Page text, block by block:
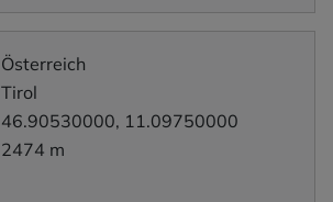
Österreich
Tirol
46.90530000, 11.09750000
2474 m